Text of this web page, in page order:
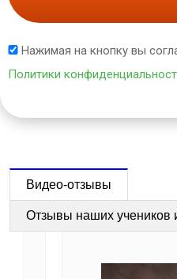
Нажимая на кнопку вы
Политики
Видео-отзывы
Отзывы наших учеников